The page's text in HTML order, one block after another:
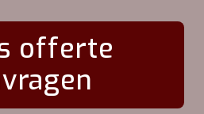
offerte